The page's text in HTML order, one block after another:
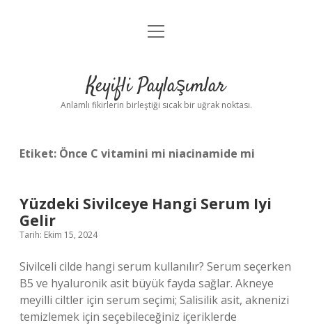
Anasayfa
Yasal Uyarı
menüyü
Keyifli Paylaşımlar
Anlamlı fikirlerin birleştiği sıcak bir uğrak noktası.
Etiket: Önce C vitamini mi niacinamide mi
Yüzdeki Sivilceye Hangi Serum Iyi
Gelir
Tarih: Ekim 15, 2024
Sivilceli cilde hangi serum kullanılır? Serum seçerken
B5 ve hyaluronik asit büyük fayda sağlar. Akneye
meyilli ciltler için serum seçimi; Salisilik asit, aknenizi
temizlemek için seçebileceğiniz içeriklerde